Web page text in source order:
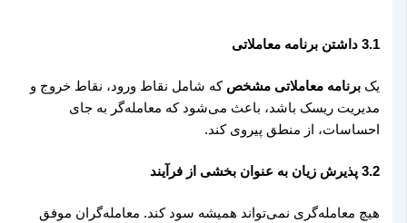
3.1 داشتن برنامه معاملاتی
یکبرنامه معاملاتی مشخصکه شامل نقاط ورود، نقاط خروج و
مدیریت ریسک باشد، باعث می‌شود که معامله‌گر به جای
احساسات، از منطق پیروی کند.
3.2 پذیرش زیان به عنوان بخشی از فرآیند
هیچ معامله‌گری نمی‌تواند همیشه سود کند. معامله‌گران موفق